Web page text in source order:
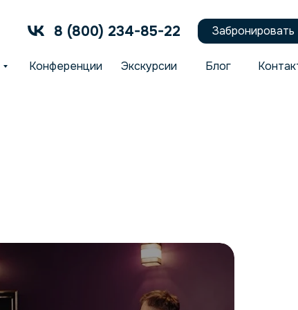
Конференции Блог
Экскурсии
8 (800) 234-85-22 Забронировать